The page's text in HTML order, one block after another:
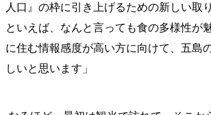
人口』の枠に引き上げるための新しい取
といえば、なんと言っても食の多様性が
に住む情報感度が高い方に向けて、五島
しいと思います」